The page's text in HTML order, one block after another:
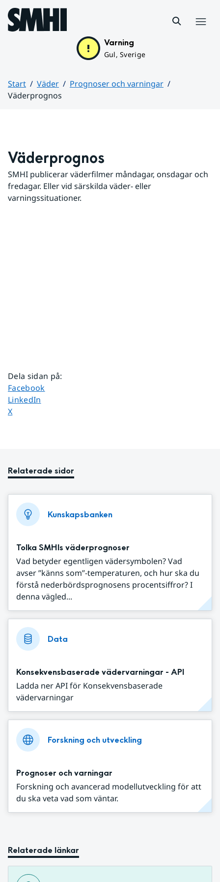
Hoppa till sidans innehåll
Varning
Gul, Sverige
Start Väder
Prognoser och varningar
Väderprognos
Väderprognos
SMHI publicerar väderfilmer måndagar, onsdagar och
fredagar. Eller vid särskilda väder- eller
varningssituationer.
Dela sidan på:
Dela sidan på
Facebook
Dela sidan på
LinkedIn
Dela sidan på
X
Relaterade sidor
Kunskapsbanken
Tolka SMHIs väderprognoser
Vad betyder egentligen vädersymbolen? Vad
avser ”känns som”-temperaturen, och hur ska du
förstå nederbördsprognosens procentsiffror? I
denna vägled...
Data
Konsekvensbaserade vädervarningar - API
Ladda ner API för Konsekvensbaserade
vädervarningar
Forskning och utveckling
Prognoser och varningar
Forskning och avancerad modellutveckling för att
du ska veta vad som väntar.
Relaterade länkar